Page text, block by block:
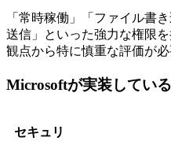
「常時稼働」「ファイル書
送信」といった強力な権限
観点から特に慎重な評価が必
Microsoftが実装してい
セキュリ